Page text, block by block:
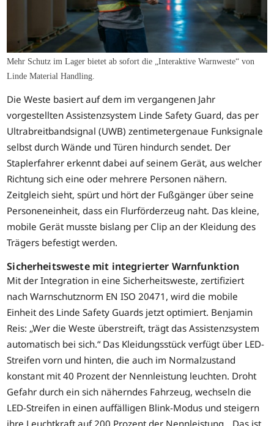
Mehr Schutz im Lager bietet ab sofort die „Interaktive Warnweste“ von
Linde Material Handling.
Die Weste basiert auf dem im vergangenen Jahr
vorgestellten Assistenzsystem Linde Safety Guard, das per
Ultrabreitbandsignal (UWB) zentimetergenaue Funksignale
selbst durch Wände und Türen hindurch sendet. Der
Staplerfahrer erkennt dabei auf seinem Gerät, aus welcher
Richtung sich eine oder mehrere Personen nähern.
Zeitgleich sieht, spürt und hört der Fußgänger über seine
Personeneinheit, dass ein Flurförderzeug naht. Das kleine,
mobile Gerät musste bislang per Clip an der Kleidung des
Trägers befestigt werden.
Sicherheitsweste mit integrierter Warnfunktion
Mit der Integration in eine Sicherheitsweste, zertifiziert
nach Warnschutznorm EN ISO 20471, wird die mobile
Einheit des Linde Safety Guards jetzt optimiert. Benjamin
Reis: „Wer die Weste überstreift, trägt das Assistenzsystem
automatisch bei sich.“ Das Kleidungsstück verfügt über LED-
Streifen vorn und hinten, die auch im Normalzustand
konstant mit 40 Prozent der Nennleistung leuchten. Droht
Gefahr durch ein sich näherndes Fahrzeug, wechseln die
LED-Streifen in einen auffälligen Blink-Modus und steigern
ihre Leuchtkraft auf 200 Prozent der Nennleistung. „Das ist